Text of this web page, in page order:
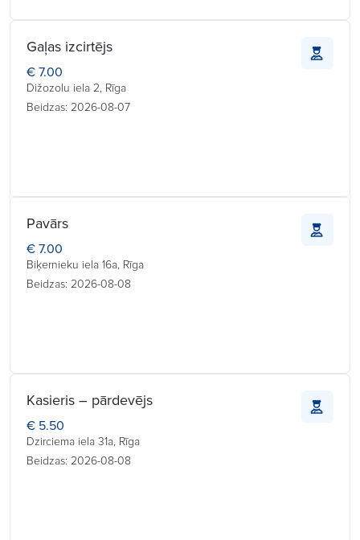
Gaļas izcirtējs
€ 7.00
Dižozolu iela 2, Rīga
Beidzas: 2026-08-07
Pavārs
€ 7.00
Biķernieku iela 16a, Rīga
Beidzas: 2026-08-08
Kasieris – pārdevējs
€ 5.50
Dzirciema iela 31a, Rīga
Beidzas: 2026-08-08